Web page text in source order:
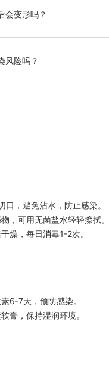
会变形吗？
被人体部分吸收（约5%-
风险吗？
毒或术后护理不当，可能
口，避免沾水，防止感染。
，可用无菌盐水轻轻擦拭。
燥，每日消毒1-2次。
6-7天，预防感染。
膏，保持湿润环境。